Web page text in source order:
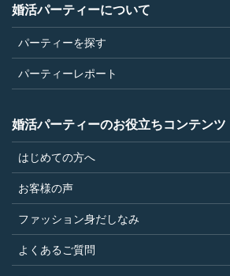
婚活パーティーについて
パーティーを探す
パーティーレポート
婚活パーティーのお役立ちコンテンツ
はじめての方へ
お客様の声
ファッション身だしなみ
よくあるご質問